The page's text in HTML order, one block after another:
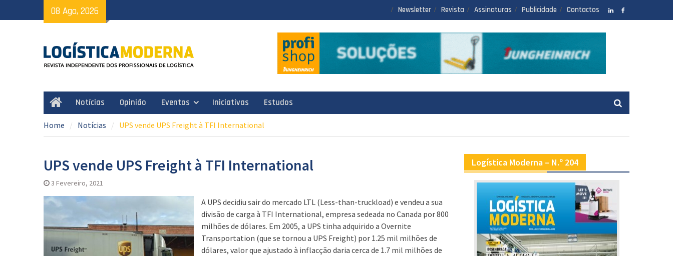
to
08 Ago, 2026 Newsletter Revista Assinaturas Publicidade Contactos
HomeNotícias Opinião Eventos Iniciativas Estudos
Home Notícias UPS vende UPS Freight à TFI International
UPS vende UPS Freight à TFI International
3 Fevereiro, 2021
A UPS decidiu sair do mercado LTL (Less-than-truckload) e vendeu a sua
divisão de carga à TFI International, empresa sedeada no Canada por 800
milhões de dólares. Em 2005, a UPS tinha adquirido a Overnite
Transportation (que se tornou a UPS Freight) por 1.25 mil milhões de
dólares, valor que ajustado à inflacção daria cerca de 1.7 mil milhões de
Logística Moderna – N.º 204